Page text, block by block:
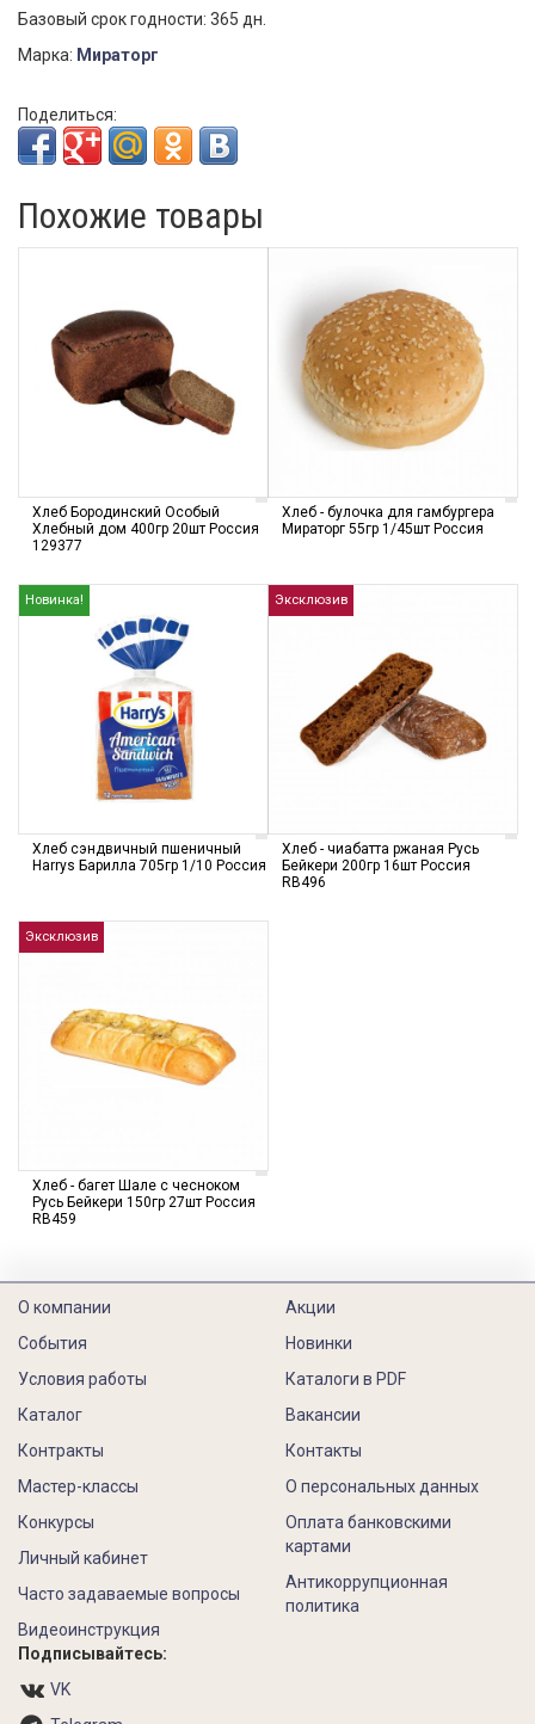
Базовый срок годности: 365 дн.
Марка: Мираторг
Поделиться:
Похожие товары
Хлеб Бородинский Особый
Хлебный дом 400гр 20шт Россия
129377
Хлеб - булочка для гамбургера
Мираторг 55гр 1/45шт Россия
Новинка!
Хлеб сэндвичный пшеничный
Harrys Барилла 705гр 1/10 Россия
Эксклюзив
Хлеб - чиабатта ржаная Русь
Бейкери 200гр 16шт Россия
RB496
Эксклюзив
Хлеб - багет Шале с чесноком
Русь Бейкери 150гр 27шт Россия
RB459
О компании
События
Условия работы
Каталог
Контракты
Акции
Новинки
Каталоги в PDF
Вакансии
Контакты
Мастер-классы
Конкурсы
Личный кабинет
Часто задаваемые вопросы
Видеоинструкция
О персональных данных
Оплата банковскими
картами
Антикоррупционная
политика
Подписывайтесь:
VK